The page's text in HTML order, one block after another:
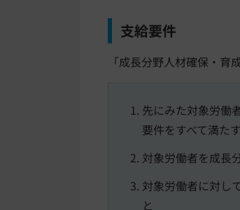
支給要件
「成長分野人材確保・育
先にみた対象労働
要件をすべて満た
対象労働者を成長
対象労働者に対し
と